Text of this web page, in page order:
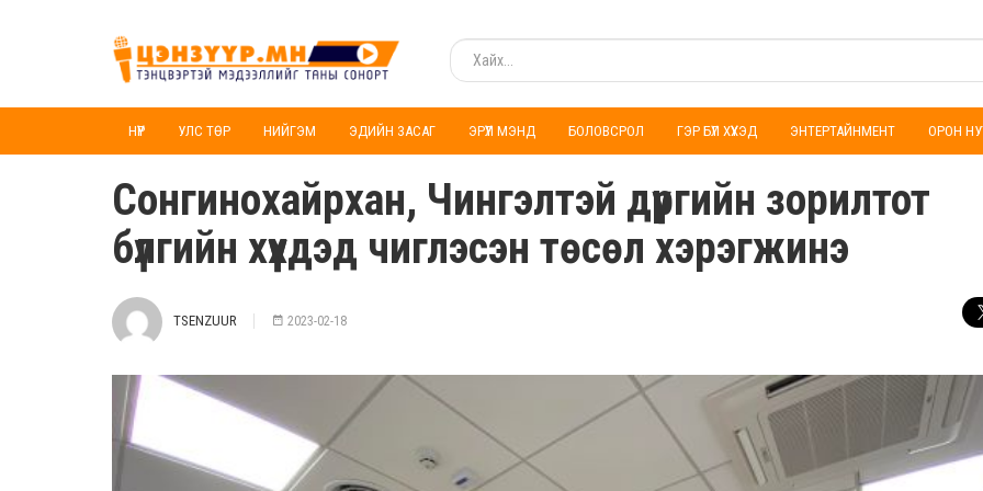
НҮҮР УЛС ТӨР НИЙГЭМ ЭДИЙН ЗАСАГ ЭРҮҮЛ МЭНД БОЛОВСРОЛ ГЭР БҮЛ ХҮҮХЭД ЭНТЕРТАЙНМЕНТ ОРОН
Сонгинохайрхан, Чингэлтэй дүүргийн зорилтот
бүлгийн хүүхдэд чиглэсэн төсөл хэрэгжинэ
TSENZUUR 2023-02-18